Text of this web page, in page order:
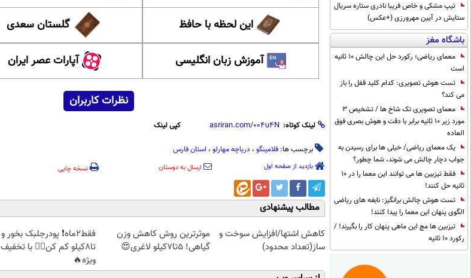
تیپ مشکی و خاص فریبا نادری ستاره سریال
ستایش در آیین مهرورزی (+عکس)
باشگاه مغز
معمای ریاضی؛ رکورد حل این چالش 10 ثانیه
است
تست هوش تصویری: کدام کلید قفل را باز
می کند؟
معمای تصویری تک شاخ ها / تشخیص 3
مورد زیر 10 ثانیه برابر با دقت و هوش بصری فوق
العاده
یک معمای ریاضی/ خیلی ها برای رسیدن به
جواب دچار چالش می شوند، شما چطور؟
فقط تیزبین ها می توانند این معما را در 10
ثانیه حل کنند!
تست هوش چالش برانگیز: نابغه های ریاضی
الگوی پنهان این معما را پیدا کنند!
تیزبین ها مچ این ماهی پنهان کار را بگیرند! /
رکورد 10 ثانیه
این لحظه با حافظ گلستان سعدی
آموزش زبان انگلیسی آپارات عصر ایران
نظرات کاربران
لینک کوتاه: کپی لینک
برچسب ها: فلامینگو‌ ، دریاچه مهارلو ، استان فارس
بازدید از صفحه اول ارسال به دوستان نسخه چاپی
مطالب پیشنهادی
کاهش اشتها/افزایش سوخت و
ساز(تعداد محدود)
موثرترین روش کاهش وزن
گیاهی! 5تا۷کیلو لاغری😍
فقط2ماه❗ پودرجلبک بخور و
تا8کیلو کم کن👌🏻 با تخفیف
ویژه🔥